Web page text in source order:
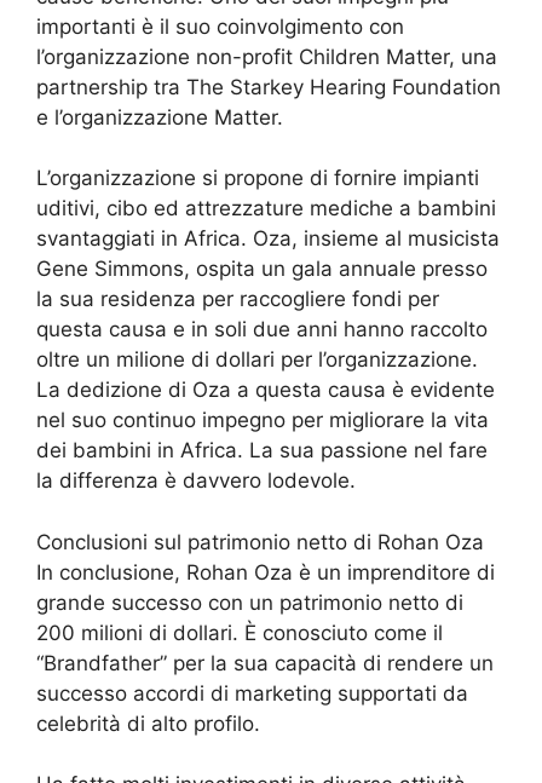
importanti è il suo coinvolgimento con
l’organizzazione non-profit Children Matter, una
partnership tra The Starkey Hearing Foundation
e l’organizzazione Matter.
L’organizzazione si propone di fornire impianti
uditivi, cibo ed attrezzature mediche a bambini
svantaggiati in Africa. Oza, insieme al musicista
Gene Simmons, ospita un gala annuale presso
la sua residenza per raccogliere fondi per
questa causa e in soli due anni hanno raccolto
oltre un milione di dollari per l’organizzazione.
La dedizione di Oza a questa causa è evidente
nel suo continuo impegno per migliorare la vita
dei bambini in Africa. La sua passione nel fare
la differenza è davvero lodevole.
Conclusioni sul patrimonio netto di Rohan Oza
In conclusione, Rohan Oza è un imprenditore di
grande successo con un patrimonio netto di
200 milioni di dollari. È conosciuto come il
“Brandfather” per la sua capacità di rendere un
successo accordi di marketing supportati da
celebrità di alto profilo.